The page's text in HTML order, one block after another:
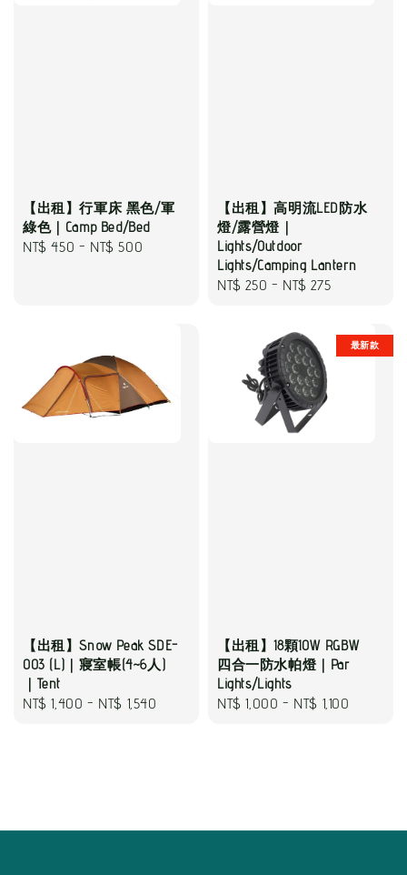
【出租】行軍床 黑色/軍
綠色｜Camp Bed/Bed
Regular
NT$ 450 - NT$ 500
【出租】高明流LED防水
燈/露營燈｜
Lights/Outdoor
Lights/Camping Lantern
Regular
NT$ 250 - NT$ 275
【出租】Snow Peak SDE-
003 (L)｜寢室帳(4~6人)
｜Tent
Regular
NT$ 1,400 - NT$ 1,540
最新款
【出租】18顆10W RGBW
四合一防水帕燈｜Par
Lights/Lights
Regular
NT$ 1,000 - NT$ 1,100